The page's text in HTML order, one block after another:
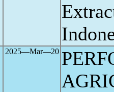
2025―Mar―20